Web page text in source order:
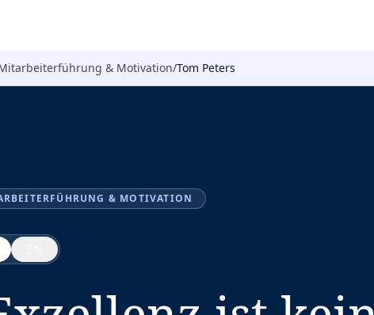
& Motivation/Tom Peters
& MOTIVATION